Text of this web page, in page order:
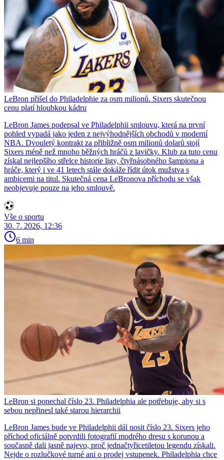
LeBron přišel do Philadelphie za osm milionů. Sixers skutečnou
cenu platí hloubkou kádru
LeBron James podepsal ve Philadelphii smlouvu, která na první
pohled vypadá jako jeden z nejvýhodnějších obchodů v moderní
NBA. Dvouletý kontrakt za přibližně osm milionů dolarů stojí
Sixers méně než mnoho běžných hráčů z lavičky. Klub za tuto cenu
získal nejlepšího střelce historie ligy, čtyřnásobného šampiona a
hráče, který i ve 41 letech stále dokáže řídit útok mužstva s
ambicemi na titul. Skutečná cena LeBronova příchodu se však
neobjevuje pouze na jeho smlouvě.
Vše o sportu
30. 7. 2026, 12:36
6 min
LeBron si ponechal číslo 23. Philadelphia ale potřebuje, aby si s
sebou nepřinesl také starou hierarchii
LeBron James bude ve Philadelphii dál nosit číslo 23. Sixers jeho
příchod oficiálně potvrdili fotografií modrého dresu s korunou a
současně dali jasně najevo, proč jednačtyřicetiletou legendu získali.
Nejde o rozlučkové turné ani o prodej vstupenek. Philadelphia chce